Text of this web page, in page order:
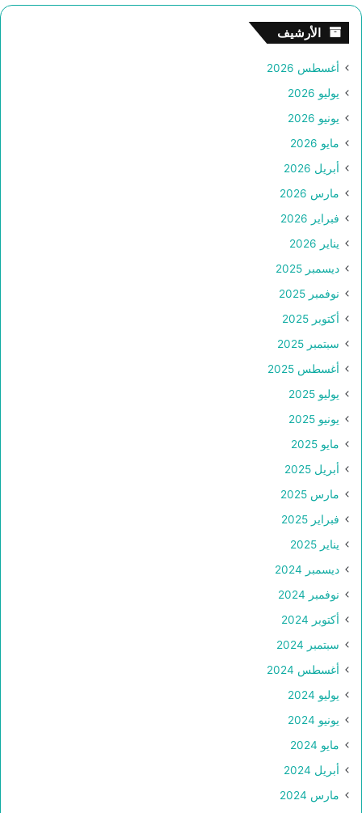
الأرشيف
أغسطس 2026
يوليو 2026
يونيو 2026
مايو 2026
أبريل 2026
مارس 2026
فبراير 2026
يناير 2026
ديسمبر 2025
نوفمبر 2025
أكتوبر 2025
سبتمبر 2025
أغسطس 2025
يوليو 2025
يونيو 2025
مايو 2025
أبريل 2025
مارس 2025
فبراير 2025
يناير 2025
ديسمبر 2024
نوفمبر 2024
أكتوبر 2024
سبتمبر 2024
أغسطس 2024
يوليو 2024
يونيو 2024
مايو 2024
أبريل 2024
مارس 2024